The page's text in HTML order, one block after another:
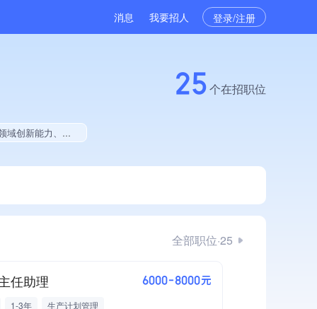
消息 我要招人 登录/注册
、经营年限全国同行前5%、集团成员、大学生就业贡献
25个在招职位
全部职位·25
任助理 6000-8000元
1-3年 生产计划管理